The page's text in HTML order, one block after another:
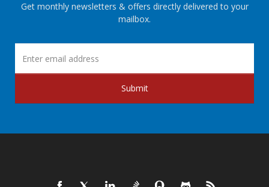
Get monthly newsletters & offers directly delivered to your
mailbox.
Submit